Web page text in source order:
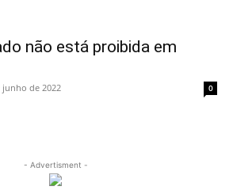
não está proibida em
junho de 2022 0
- Advertisment -